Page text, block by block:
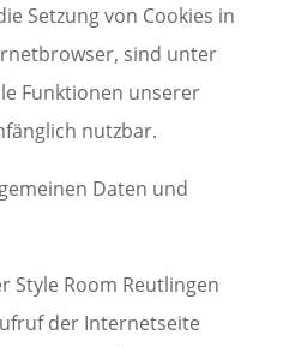
Setzung von Cookies in
sind unter
Funktionen unserer
nutzbar.
Daten und
Style Room Reutlingen
der Internetseite